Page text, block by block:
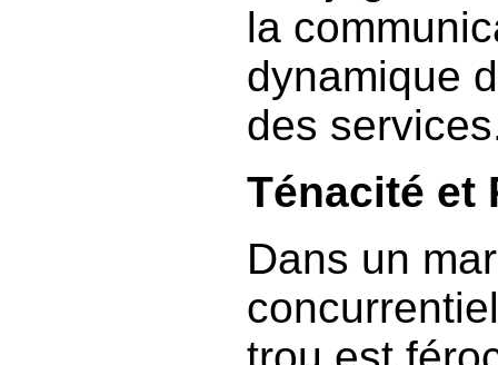
la
dynamique
des
Ténacité et
Dans un